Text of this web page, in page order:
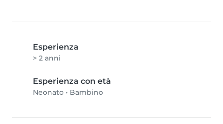
Esperienza
> 2 anni
Esperienza con età
Neonato • Bambino